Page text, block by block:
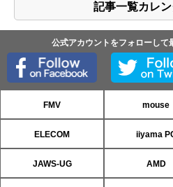
記事一覧カレ
公式アカウントをフォローして
FMV mouse
ELECOM iiyama
JAWS-UG AMD